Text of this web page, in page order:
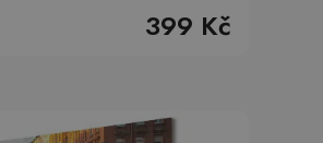
399 Kč